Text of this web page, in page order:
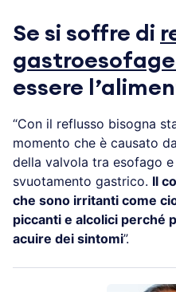
Se si soffre di
essere
“Con il reflusso bisogna
momento che è causato
della valvola tra esofago
svuotamento gastrico. Il
che sono irritanti come
piccanti e alcolici perché
acuire dei sintomi”.